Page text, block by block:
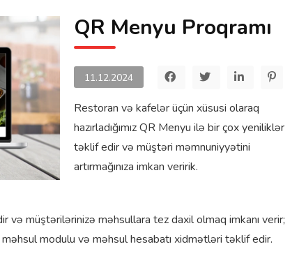
QR Menyu Proqramı
11.12.2024
Restoran və kafelər üçün xüsusi olaraq
hazırladığımız QR Menyu ilə bir çox yeniliklər
təklif edir və müştəri məmnuniyyətini
artırmağınıza imkan veririk.
və müştərilərinizə məhsullara tez daxil olmaq imkanı verir;
modulu və məhsul hesabatı xidmətləri təklif edir.